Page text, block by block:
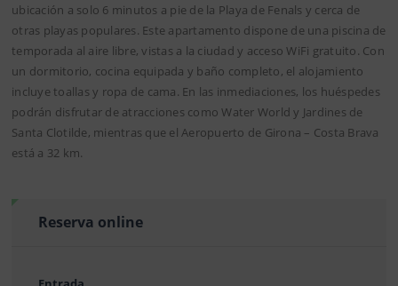
ubicación a solo 6 minutos a pie de la Playa de Fenals y cerca de
otras playas populares. Este apartamento dispone de una piscina de
temporada al aire libre, vistas a la ciudad y acceso WiFi gratuito. Con
un dormitorio, cocina equipada y baño completo, el alojamiento
incluye toallas y ropa de cama. En las inmediaciones, los huéspedes
podrán disfrutar de atracciones como Water World y Jardines de
Santa Clotilde, mientras que el Aeropuerto de Girona – Costa Brava
está a 32 km.
Reserva online